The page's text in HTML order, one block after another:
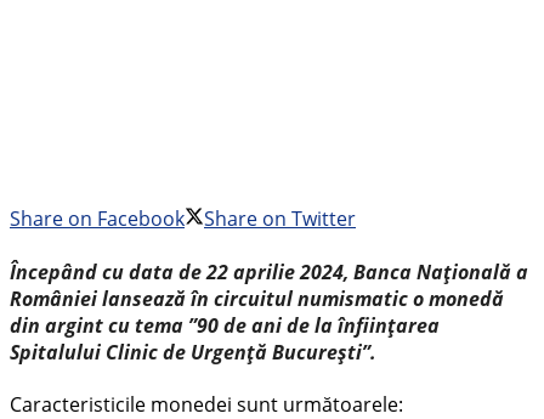
Share on Facebook
Share on Twitter
Începând cu data de 22 aprilie 2024, Banca Națională a
României lansează în circuitul numismatic o monedă
din argint cu tema ”90 de ani de la înființarea
Spitalului Clinic de Urgență București”.
Caracteristicile monedei sunt următoarele: